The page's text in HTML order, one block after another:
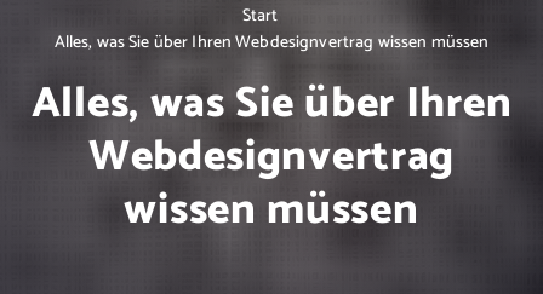
Start
Alles, was Sie über Ihren Webdesignvertrag wissen müssen
Alles, was Sie über Ihren
Webdesignvertrag
wissen müssen